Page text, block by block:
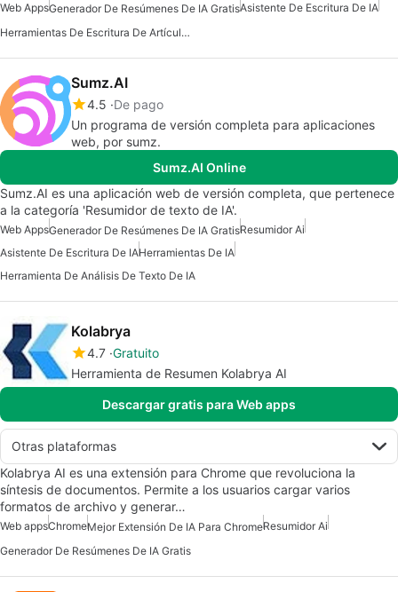
Web AppsGenerador De Resúmenes De IA GratisAsistente De Escritura De IA
Herramientas De Escritura De Artículos De IA
Sumz.AI
4.5 De pago
Un programa de versión completa para aplicaciones
web, por sumz.
Sumz.AI Online
Sumz.AI es una aplicación web de versión completa, que pertenece
a la categoría 'Resumidor de texto de IA'.
Web AppsGenerador De Resúmenes De IA GratisResumidor Ai
Asistente De Escritura De IAHerramientas De IA
Herramienta De Análisis De Texto De IA
Kolabrya
4.7 Gratuito
Herramienta de Resumen Kolabrya AI
Descargar gratis para Web apps
Otras plataformas
Kolabrya AI es una extensión para Chrome que revoluciona la
síntesis de documentos. Permite a los usuarios cargar varios
formatos de archivo y generar…
Web appsChromeMejor Extensión De IA Para ChromeResumidor Ai
Generador De Resúmenes De IA Gratis